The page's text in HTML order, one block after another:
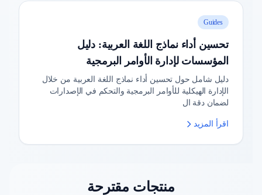
Guides
تحسين أداء نماذج اللغة العربية: دليل
المؤسسات لإدارة الأوامر البرمجية
دليل شامل حول تحسين أداء نماذج اللغة العربية من خلال
الإدارة الهيكلية للأوامر البرمجية والتحكم في الإصدارات
لضمان دقة ال
اقرأ المزيد
منتجات مقترحة